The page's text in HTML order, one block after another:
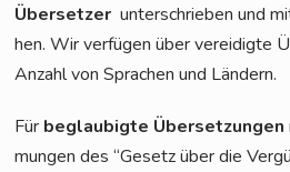
Über­set­zer unter­schrie­ben und
hen. Wir ver­fü­gen über ver­ei­dig­te
Anzahl von Spra­chen und Ländern.
Für beglau­big­te Über­set­zun­gen
mun­gen des “Gesetz über die